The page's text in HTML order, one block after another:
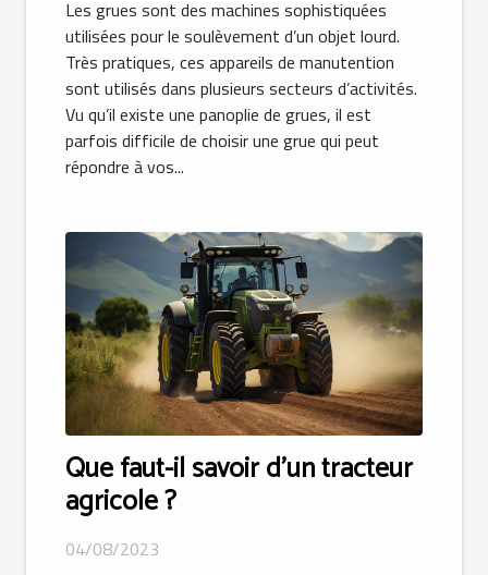
Les grues sont des machines sophistiquées
utilisées pour le soulèvement d’un objet lourd.
Très pratiques, ces appareils de manutention
sont utilisés dans plusieurs secteurs d’activités.
Vu qu’il existe une panoplie de grues, il est
parfois difficile de choisir une grue qui peut
répondre à vos...
Que faut-il savoir d’un tracteur
agricole ?
04/08/2023